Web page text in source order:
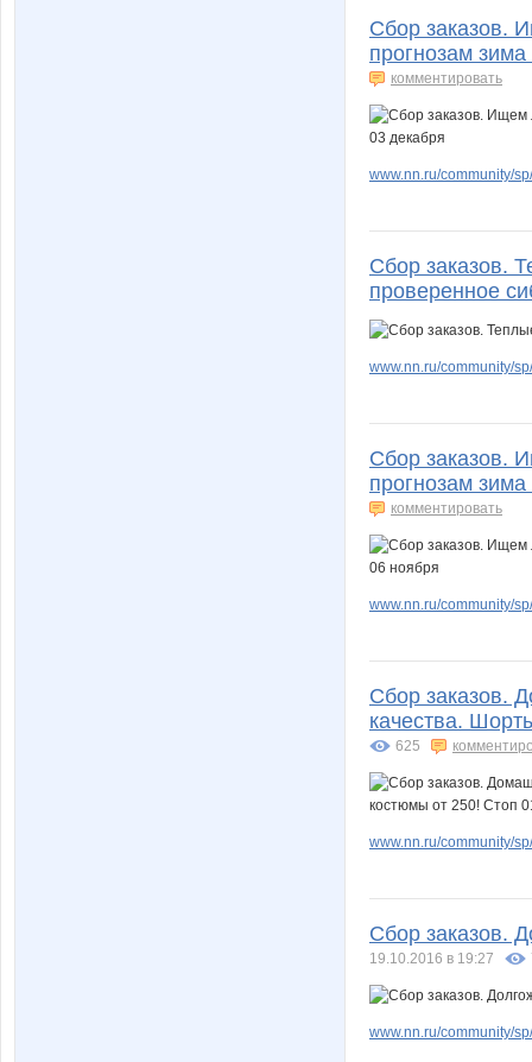
Сбор заказов.
прогнозам
комментировать
www.nn.ru/community/
Сбор заказов.
проверенное
www.nn.ru/community/
Сбор заказов.
прогнозам
комментировать
www.nn.ru/community/
Сбор заказов.
качества.
625
www.nn.ru/community/
Сбор заказов.
19.10.2016 в 19:27
www.nn.ru/community/